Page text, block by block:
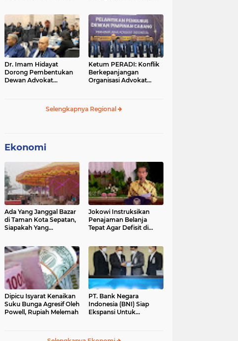
Statement di Media
Dr. Imam Hidayat
Dorong Pembentukan
Dewan Advokat
Ketum PERADI: Konflik
Berkepanjangan
Organisasi Advokat
Selengkapnya Regional
Ekonomi
Ada Yang Janggal Bazar
di Taman Kota Sepatan,
Siapakah Yang
Jokowi Instruksikan
Penajaman Belanja
Tepat Agar Defisit di
Dipicu Isyarat Kenaikan
Suku Bunga Agresif Oleh
Powell, Rupiah Melemah
PT. Bank Negara
Indonesia (BNI) Siap
Ekspansi Untuk